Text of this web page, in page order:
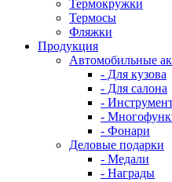
Термокружки
Термосы
Фляжки
Продукция
Автомобильные
- Для кузова
- Для салона
-
-
- Фонари
Деловые подарки
- Медали
- Награды